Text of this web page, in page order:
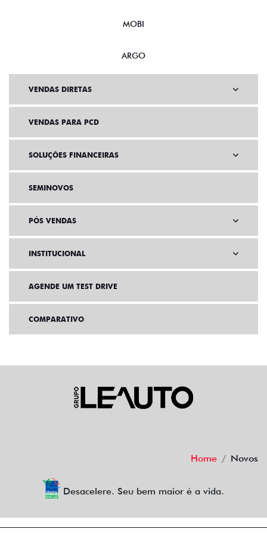
MOBI
ARGO
VENDAS DIRETAS
VENDAS PARA PCD
SOLUÇÕES FINANCEIRAS
SEMINOVOS
PÓS VENDAS
INSTITUCIONAL
AGENDE UM TEST DRIVE
COMPARATIVO
Home Novos
Desacelere. Seu bem maior é a vida.